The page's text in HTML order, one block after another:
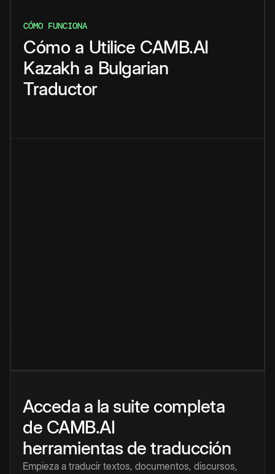
CÓMO FUNCIONA
Cómo a Utilice CAMB.AI
Kazakh a Bulgarian
Traductor
Acceda a la suite completa
de CAMB.AI
herramientas de traducción
Empieza a traducir textos, documentos, discursos,